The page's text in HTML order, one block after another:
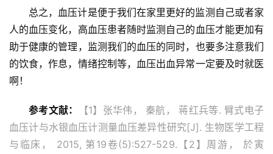
总之，血压计是便于我们在家里更好的监测自己或者家
人的血压变化，高血压患者随时监测自己的血压才能更加有
助于健康的管理，监测我们的血压的同时，也要多注意我们
的饮食，作息，情绪控制等，血压出血异常一定要及时就医
啊！
参考文献：
【1】张华伟， 秦航， 蒋红兵等. 臂式电子
血压计与水银血压计测量血压差异性研究[J]. 生物医学工程
与临床， 2015, 第19卷(5):527-529.【2】周游， 於寅